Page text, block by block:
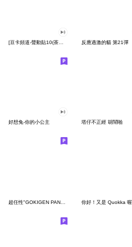
反應過激的貓 第21彈
好想兔-你的小公主 塔仔不正經 胡鬧啪
你好！又是 Quokka 喔